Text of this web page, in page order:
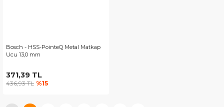
Bosch - HSS-PointeQ Metal Matkap
Ucu 13,0 mm
371,39 TL
436,93 TL %15